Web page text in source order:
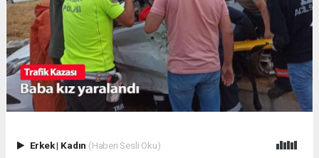
Erkek| Kadın (Haberi Sesli Oku)